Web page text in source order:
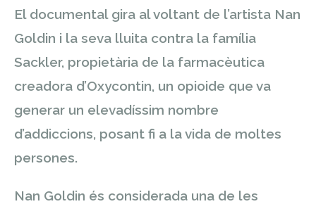
El documental gira al voltant de l’artista Nan
Goldin i la seva lluita contra la família
Sackler, propietària de la farmacèutica
creadora d’Oxycontin, un opioide que va
generar un elevadíssim nombre
d’addiccions, posant fi a la vida de moltes
persones.
Nan Goldin és considerada una de les